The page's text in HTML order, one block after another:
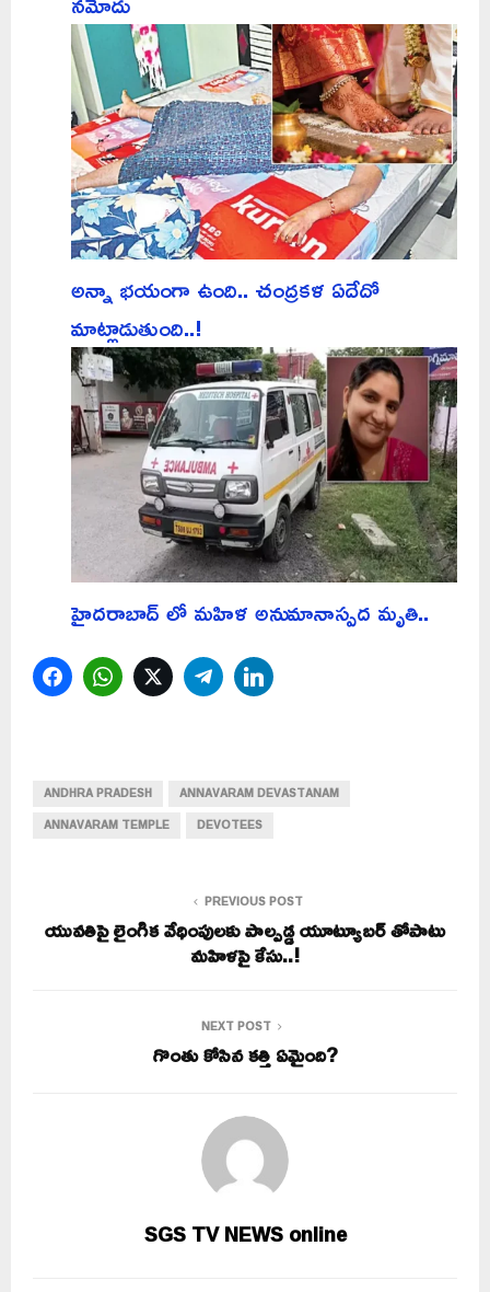
అన్నా భయంగా ఉంది.. చంద్రకళ ఏదేదో
మాట్లాడుతుంది..!
హైదరాబాద్ లో మహిళ అనుమానాస్పద మృతి..
FacebookWhatsAppTwitterTelegram
ANDHRA PRADESH
ANNAVARAM DEVASTANAM
ANNAVARAM TEMPLE
DEVOTEES
PREVIOUS POST
యువతిపై లైంగిక వేధింపులకు పాల్పడ్డ యూట్యూబర్ తోపాటు
మహిళపై కేసు..!
NEXT POST
గొంతు కోసిన కత్తి ఏమైంది?
SGS TV NEWS online